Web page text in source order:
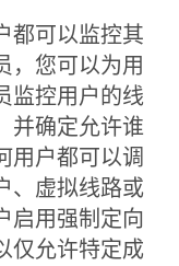
都可以监控其
，您可以为用
监控用户的线
并确定允许谁
用户都可以调
、虚拟线路或
启用强制定向
仅允许特定成